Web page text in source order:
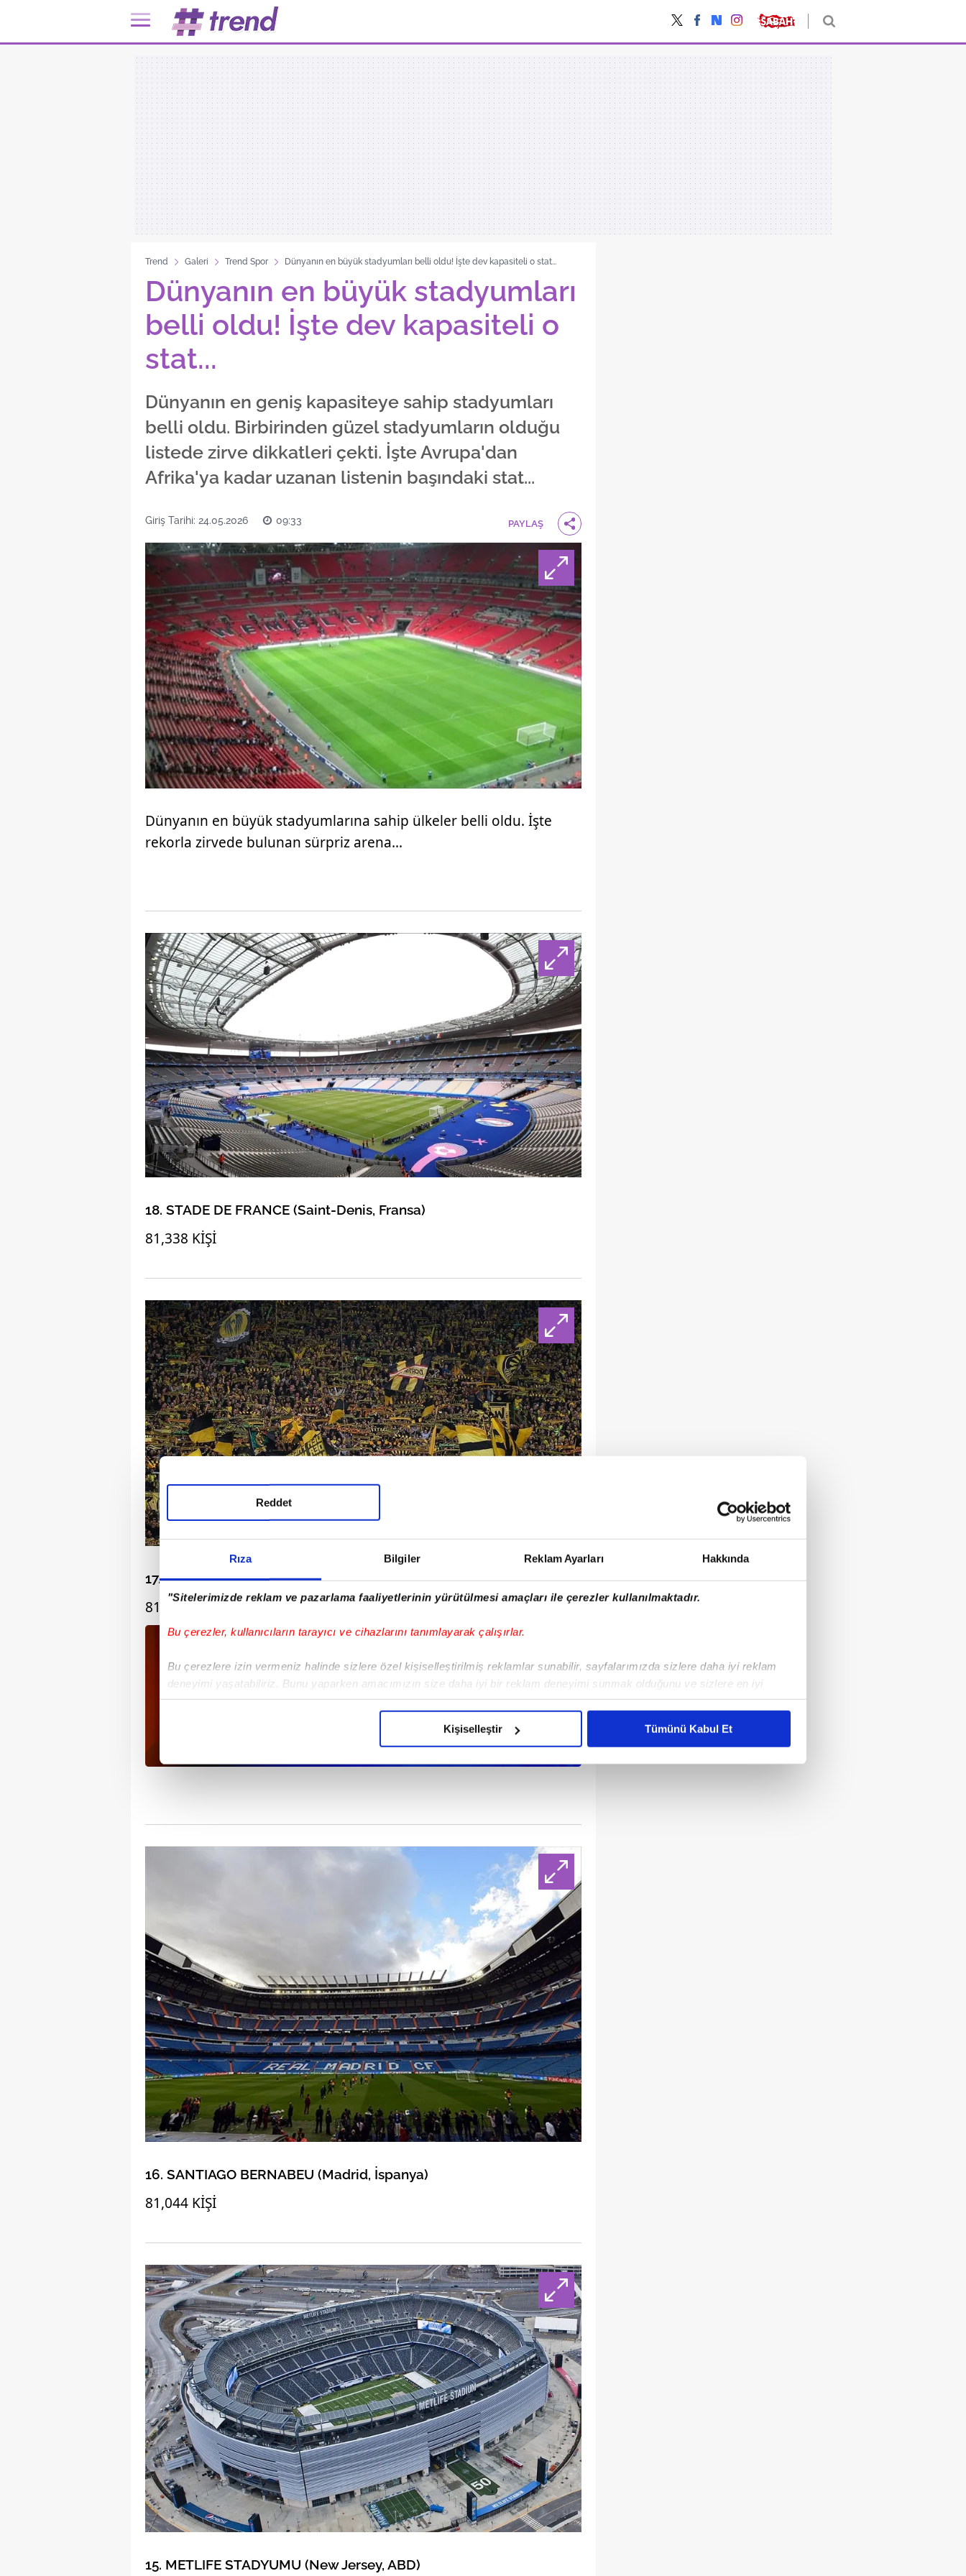
Rıza Bilgiler Reklam Ayarları Hakkında
"Sitelerimizde reklam ve pazarlama faaliyetlerinin yürütülmesi amaçları ile çerezler kullanılmaktadır.
Bu çerezler, kullanıcıların tarayıcı ve cihazlarını tanımlayarak çalışırlar.
Bu çerezlere izin vermeniz halinde sizlere özel kişiselleştirilmiş reklamlar sunabilir, sayfalarımızda sizlere daha iyi reklam
deneyimi yaşatabiliriz. Bunu yaparken amacımızın size daha iyi bir reklam deneyimi sunmak olduğunu ve sizlere en iyi
içerikleri sunabilmek adına elimizden gelen çabayı gösterdiğimizi ve bu noktada, reklamların maliyetlerimizi karşılamak
Çerezlere ilişkin tercihlerinizi aşağıda yer alan panel vasıtasıyla belirleyebilirsiniz. Çerezlere ilişkin detaylı bilgi için Ayarlar
ziyaret edebilirsiniz.
6698 sayılı Kişisel Verilerin Korunması Kanunu uyarınca hazırlanmış Aydınlatma Metnimizi okumak ve sitemizde ilgili
mevzuata uygun olarak kullanılan çerezlerle ilgili bilgi almak için lütfentıklayınız.
Reddet
Kişiselleştir Tümünü Kabul Et
Trend Galeri Trend Spor Dünyanın en büyük stadyumları belli oldu! İşte dev kapasiteli o stat...
Dünyanın en büyük stadyumları
belli oldu! İşte dev kapasiteli o
stat...
Dünyanın en geniş kapasiteye sahip stadyumları
belli oldu. Birbirinden güzel stadyumların olduğu
listede zirve dikkatleri çekti. İşte Avrupa'dan
Afrika'ya kadar uzanan listenin başındaki stat...
Giriş Tarihi: 24.05.2026 09:33 PAYLAŞ
Dünyanın en büyük stadyumlarına sahip ülkeler belli oldu. İşte
rekorla zirvede bulunan sürpriz arena...
18. STADE DE FRANCE (Saint-Denis, Fransa)
81,338 KİŞİ
17. SIGNAL IDUNA PARK (Dortmund, Almanya)
81,365 KİŞİ
16. SANTIAGO BERNABEU (Madrid, İspanya)
81,044 KİŞİ
15. METLIFE STADYUMU (New Jersey, ABD)